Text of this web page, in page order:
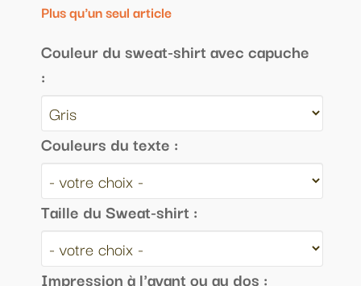
Plus qu'un seul article
Couleur du sweat-shirt avec capuche
:
Couleurs du texte :
Taille du Sweat-shirt :
Impression à l'avant ou au dos :